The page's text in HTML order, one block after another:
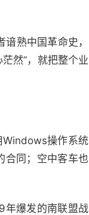
熟中国革命史，
然”，就把整个业
Windows操作系统
合同；空中客车也
年爆发的南联盟战